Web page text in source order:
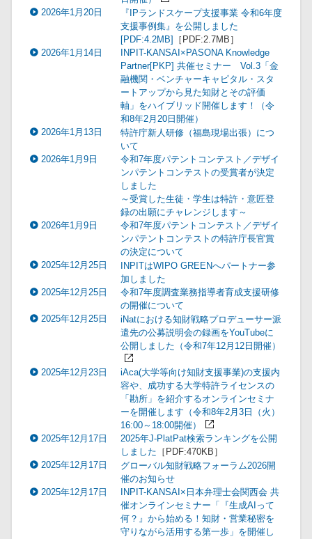
2026年1月20日
『IPランドスケープ支援事業 令和6年度
支援事例集』を公開しました
[PDF:4.2MB]
［PDF:2.7MB］
2026年1月14日
INPIT-KANSAI×PASONA Knowledge
Partner[PKP] 共催セミナー Vol.3「金
融機関・ベンチャーキャピタル・スタ
ートアップから見た知財とその評価
軸」をハイブリッド開催します！（令
和8年2月20日開催）
2026年1月13日
特許庁新人研修（福島現場出張）につ
いて
2026年1月9日
令和7年度パテントコンテスト／デザイ
ンパテントコンテストの受賞者が決定
しました
～受賞した生徒・学生は特許・意匠登
録の出願にチャレンジします～
2026年1月9日
令和7年度パテントコンテスト／デザイ
ンパテントコンテストの特許庁長官賞
の決定について
2025年12月25日
INPITはWIPO GREENへパートナー参
加しました
2025年12月25日
令和7年度調査業務指導者育成支援研修
の開催について
2025年12月25日
iNatにおける知財戦略プロデューサー派
遣先の公募説明会の録画をYouTubeに
公開しました（令和7年12月12日開催）
2025年12月23日
iAca(大学等向け知財支援事業)の支援内
容や、成功する大学特許ライセンスの
「勘所」を紹介するオンラインセミナ
ーを開催します（令和8年2月3日（火）
16:00～18:00開催）
2025年12月17日
2025年J-PlatPat検索ランキングを公開
しました ［PDF:470KB］
2025年12月17日
グローバル知財戦略フォーラム2026開
催のお知らせ
2025年12月17日
INPIT-KANSAI×日本弁理士会関西会 共
催オンラインセミナー「『生成AIって
何？』から始める！知財・営業秘密を
守りながら活用する第一歩」を開催し